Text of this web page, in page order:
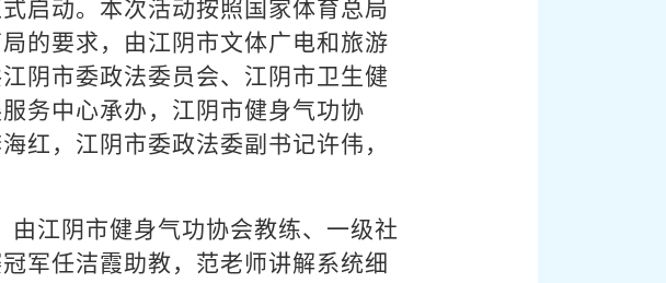
启动。本次活动按照国家体育总局
的要求，由江阴市文体广电和旅游
阴市委政法委员会、江阴市卫生健
务中心承办，江阴市健身气功协
红，江阴市委政法委副书记许伟，
由江阴市健身气功协会教练、一级社
军任洁霞助教，范老师讲解系统细